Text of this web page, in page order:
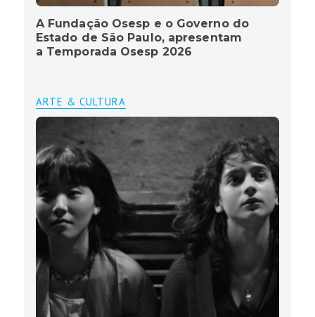
A Fundação Osesp e o Governo do
Estado de São Paulo, apresentam
a Temporada Osesp 2026
ARTE & CULTURA